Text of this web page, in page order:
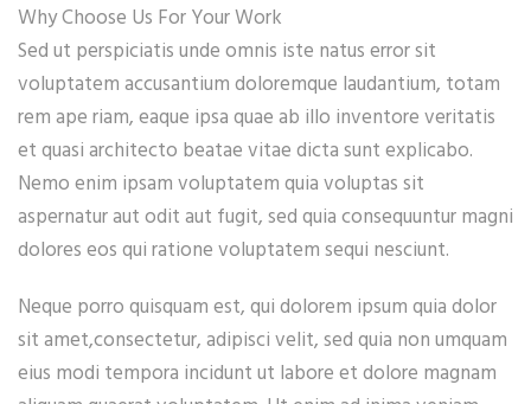
Why Choose Us For Your Work
Sed ut perspiciatis unde omnis iste natus error sit
voluptatem accusantium doloremque laudantium, totam
rem ape riam, eaque ipsa quae ab illo inventore veritatis
et quasi architecto beatae vitae dicta sunt explicabo.
Nemo enim ipsam voluptatem quia voluptas sit
aspernatur aut odit aut fugit, sed quia consequuntur magni
dolores eos qui ratione voluptatem sequi nesciunt.
Neque porro quisquam est, qui dolorem ipsum quia dolor
sit amet,consectetur, adipisci velit, sed quia non umquam
eius modi tempora incidunt ut labore et dolore magnam